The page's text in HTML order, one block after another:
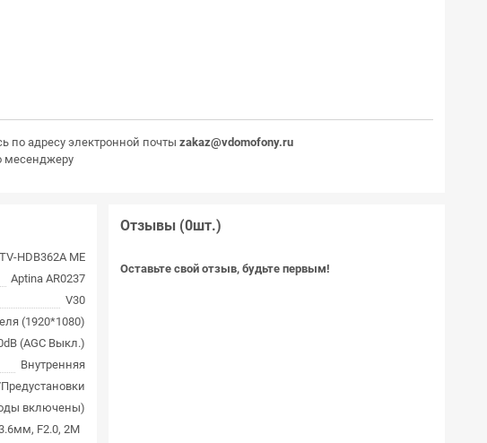
по адресу электронной почты zakaz@vdomofony.ru
месенджеру
HDB362A ME
Aptina AR0237
V30
(1920*1080)
(AGC Выкл.)
Внутренняя
включены)
F2.0, 2М
Отзывы (0шт.)
Оставьте свой отзыв, будьте первым!